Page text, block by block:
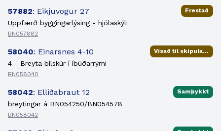
57882: Eikjuvogur 27
Uppfærð byggingarlýsing - hjólaskýli
BN057882
Frestað
58040: Einarsnes 4-10
4 - Breyta bílskúr í íbúðarrými
BN058040
Vísað til skipulagsfulltrúa
58042: Elliðabraut 12
breytingar á BN054250/BN054578
BN058042
Samþykkt